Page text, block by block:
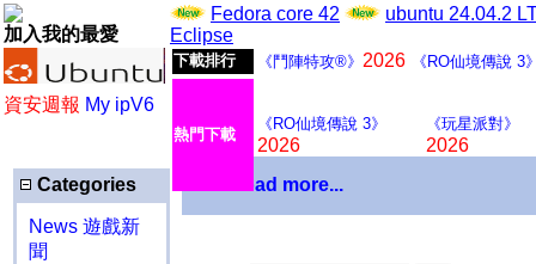
加入我的最愛
資安週報 My ipV6
Fedora core 42
ubuntu 24.04.2
Eclipse
下載排行 《鬥陣特攻®》 2026 《RO仙境傳說 3
熱門下載
《RO仙境傳說 3》
2026
《玩星派對》
2026
Categories
News 遊戲新
聞
Download more...